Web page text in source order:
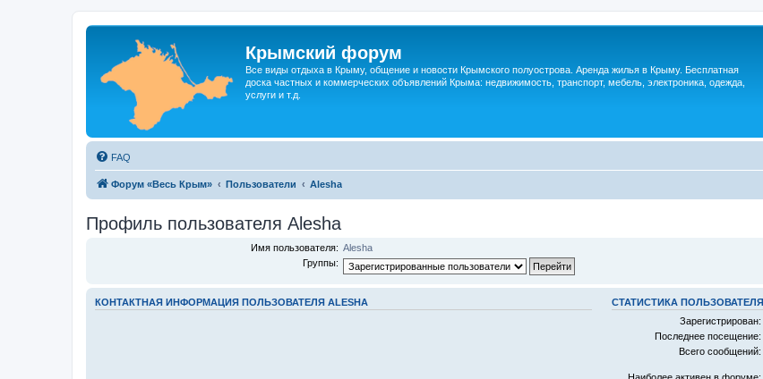
Крымский форум
Все виды отдыха в Крыму, общение и новости Крымского полуострова. Аренда жилья в Крыму. Бесплатная
доска частных и коммерческих объявлений Крыма: недвижимость, транспорт, мебель, электроника, одежда,
услуги и т.д.
FAQ
Форум «Весь Крым» Пользователи Alesha
Профиль пользователя Alesha
Имя пользователя: Alesha
Группы:
КОНТАКТНАЯ ИНФОРМАЦИЯ ПОЛЬЗОВАТЕЛЯ ALESHA
СТАТИСТИКА ПОЛЬЗОВАТЕЛЯ
Зарегистрирован:
Последнее посещение:
Всего сообщений:
Наиболее активен в форуме: